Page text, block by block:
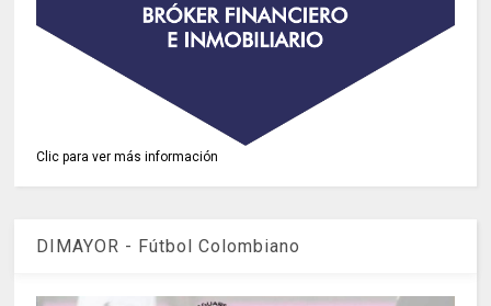
Clic para ver más información
DIMAYOR - Fútbol Colombiano